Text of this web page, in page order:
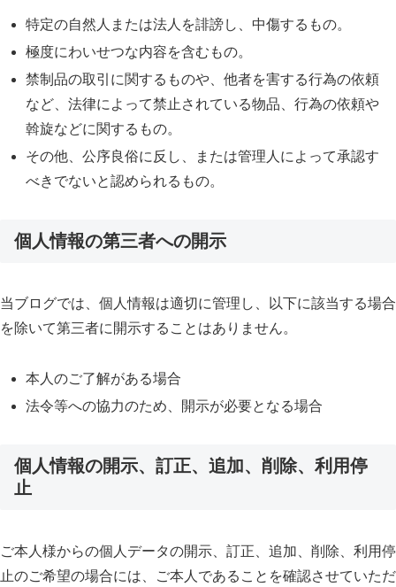
特定の自然人または法人を誹謗し、中傷するもの。
極度にわいせつな内容を含むもの。
禁制品の取引に関するものや、他者を害する行為の依頼
など、法律によって禁止されている物品、行為の依頼や
斡旋などに関するもの。
その他、公序良俗に反し、または管理人によって承認す
べきでないと認められるもの。
個人情報の第三者への開示
当ブログでは、個人情報は適切に管理し、以下に該当する場合
を除いて第三者に開示することはありません。
本人のご了解がある場合
法令等への協力のため、開示が必要となる場合
個人情報の開示、訂正、追加、削除、利用停
止
ご本人様からの個人データの開示、訂正、追加、削除、利用停
止のご希望の場合には、ご本人であることを確認させていただ